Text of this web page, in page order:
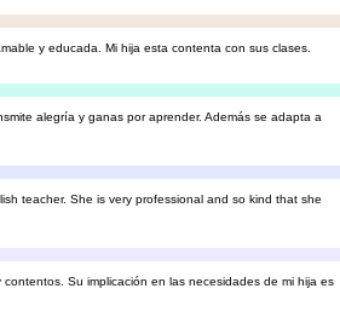
y educada. Mi hija esta contenta con sus clases.
alegría y ganas por aprender. Además se adapta a
teacher. She is very professional and so kind that she
Su implicación en las necesidades de mi hija es